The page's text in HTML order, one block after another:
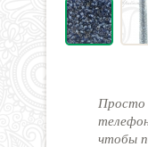
Просто
чтобы